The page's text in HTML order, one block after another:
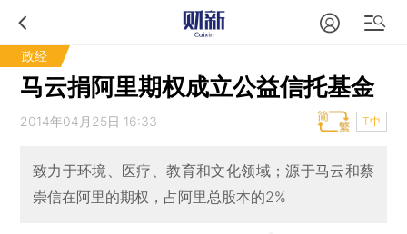
政经
马云捐阿里期权成立公益信托基金
2014年04月25日 16:33 T中
致力于环境、医疗、教育和文化领域；源于马云和蔡
崇信在阿里的期权，占阿里总股本的2%